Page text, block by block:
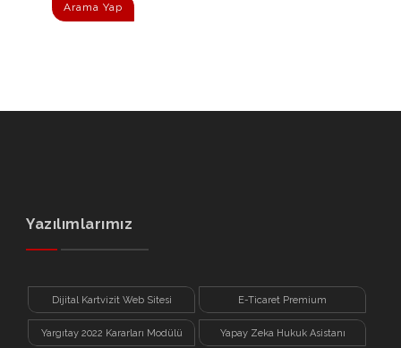
Arama Yap
Yazılımlarımız
Dijital Kartvizit Web Sitesi E-Ticaret Premium
Yargıtay 2022 Kararları Modülü Yapay Zeka Hukuk Asistanı